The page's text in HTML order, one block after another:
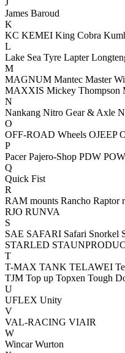
J
James Baroud
K
KC KEMEI King Cobra
L
Lake Sea Tyre Lapter
M
MAGNUM Mantec Master
MAXXIS Mickey Thompson
N
Nankang Nitro Gear & Axle
O
OFF-ROAD Wheels OJEEP
P
Pacer Pajero-Shop PDW
Q
Quick Fist
R
RAM mounts Rancho Raptor
RJO RUNVA
S
SAE SAFARI Safari Snorkel
STARLED
T
T-MAX TANK TELAWEI
TJM Top up Topxen Tough
U
UFLEX Unity
V
VAL-RACING VIAIR
W
Wincar Wurton